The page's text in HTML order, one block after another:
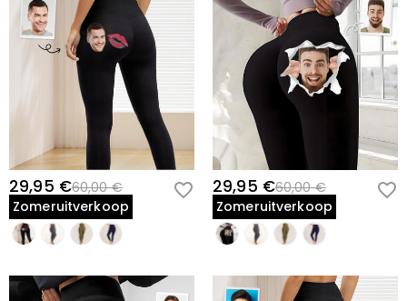
29,95 €60,00 €
Zomeruitverkoop
29,95 €60,00 €
Zomeruitverkoop